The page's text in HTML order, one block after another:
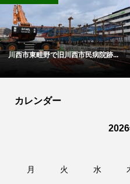
川西市東畦野で旧川西市民病院跡...
カレンダー
月 火 水